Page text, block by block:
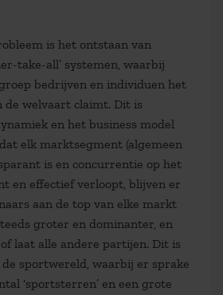
is het ontstaan van
take-all’ systemen, waarbij
bedrijven en individuen het
de welvaart claimt. Dit is
en het business model
elk marktsegment (algemeen
is en concurrentie op het
en effectief verloopt, blijven er
aan de top van elke markt
groter en dominanter, en
laat alle andere partijen. Dit is
sportwereld, waarbij er sprake
‘sportsterren’ en een grote